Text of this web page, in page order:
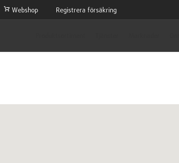
Webshop Registrera försäkring